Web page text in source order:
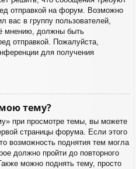
отправкой на форум. Возможно
вас в группу пользователей,
мнению, должны быть
отправкой. Пожалуйста,
для получения
тему?
при просмотре темы, вы можете
страницы форума. Если этого
возможность поднятия тем могла
должно пройти до повторного
можно поднять тему, просто